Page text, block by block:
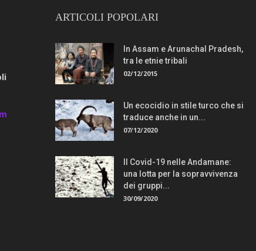
ARTICOLI POPOLARI
In Assam e Arunachal Pradesh,
tra le etnie tribali
02/12/2015
Un ecocidio in stile turco che si
traduce anche in un...
07/12/2020
Il Covid-19 nelle Andamane:
una lotta per la sopravvivenza
dei gruppi...
30/09/2020